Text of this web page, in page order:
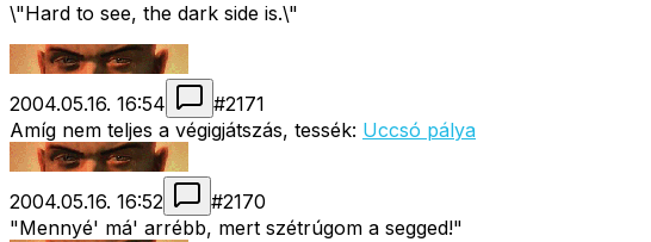
\"Hard to see, the dark side is.\"
2004.05.16. 16:54 #2171
Amíg nem teljes a végigjátszás, tessék: Uccsó pálya
2004.05.16. 16:52 #2170
"Mennyé' má' arrébb, mert szétrúgom a segged!"